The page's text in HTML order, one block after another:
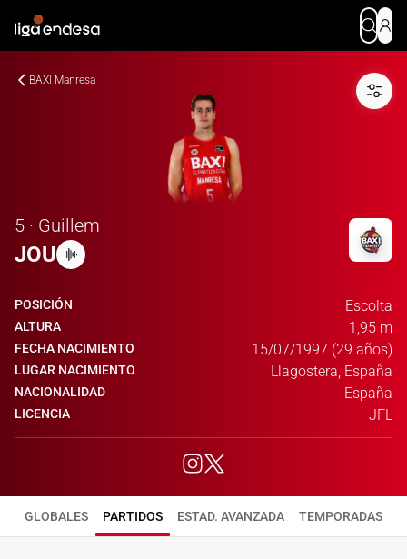
BAXI Manresa
5 · Guillem
JOU
POSICIÓN Escolta
ALTURA 1,95 m
FECHA NACIMIENTO 15/07/1997 (29 años)
LUGAR NACIMIENTO Llagostera, España
NACIONALIDAD España
LICENCIA JFL
GLOBALES PARTIDOS ESTAD. AVANZADA TEMPORADAS